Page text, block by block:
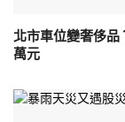
北市車位變奢侈
萬元